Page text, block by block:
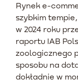
Rynek e-
szybkim
w 2024 roku
raportu IAB
zoologicznego
sposobu na
dokładnie w